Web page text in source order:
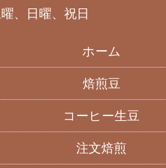
、日曜、祝日
ホーム
焙煎豆
コーヒー生豆
注文焙煎